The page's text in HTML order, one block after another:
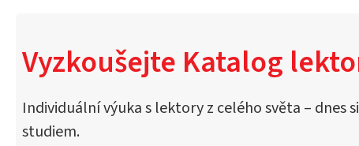
Vyzkoušejte Katalog
Individuální výuka s lektory z celého světa – dnes
studiem.